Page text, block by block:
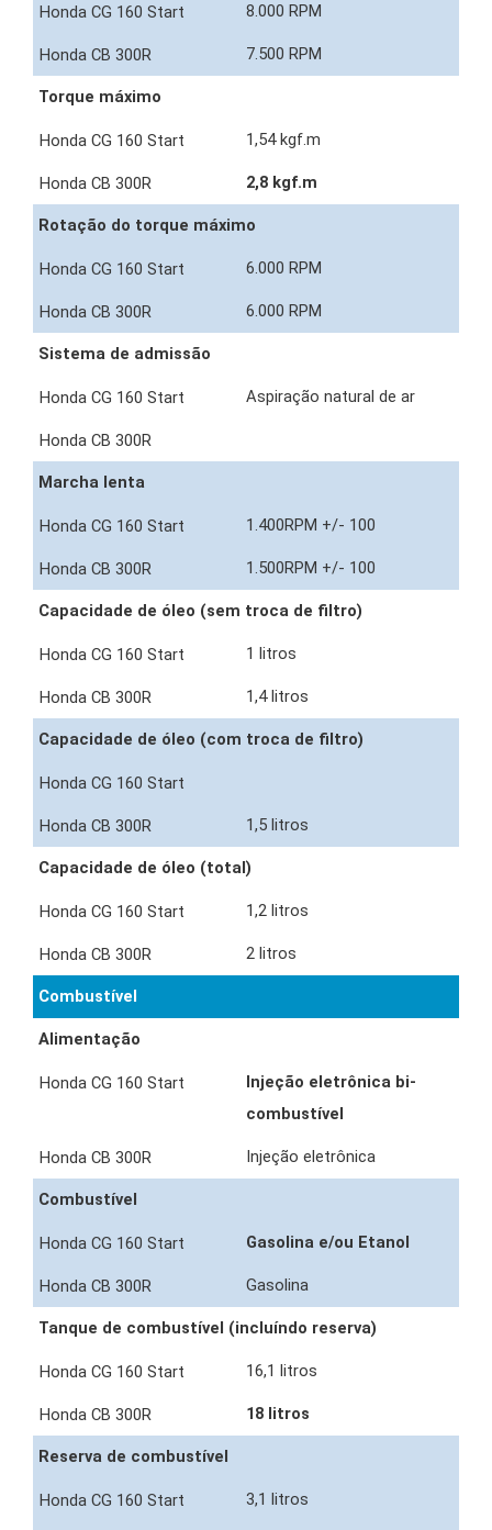
8.000 RPM
7.500 RPM
Torque máximo
1,54 kgf.m
2,8 kgf.m
Rotação do torque máximo
6.000 RPM
6.000 RPM
Sistema de admissão
Aspiração natural de ar
Marcha lenta
1.400RPM +/- 100
1.500RPM +/- 100
Capacidade de óleo (sem troca de filtro)
1 litros
1,4 litros
Capacidade de óleo (com troca de filtro)
1,5 litros
Capacidade de óleo (total)
1,2 litros
2 litros
Combustível
Alimentação
Injeção eletrônica bi-
combustível
Injeção eletrônica
Combustível
Gasolina e/ou Etanol
Gasolina
Tanque de combustível (incluíndo reserva)
16,1 litros
18 litros
Reserva de combustível
3,1 litros